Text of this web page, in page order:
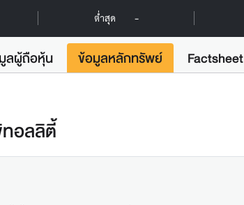
ต่ำสุด -
ลผู้ถือหุ้น ข้อมูลหลักทรัพย์ Factsheet
อลลิตี้